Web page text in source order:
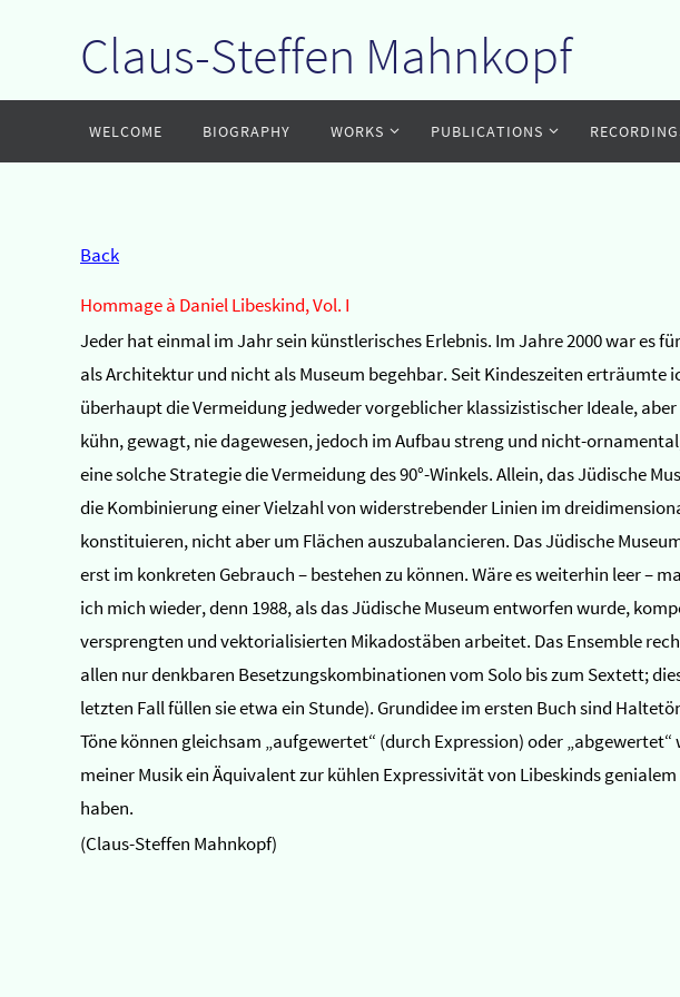
springen
Claus-Steffen Mahnkopf
springen
WELCOME BIOGRAPHY WORKS PUBLICATIONS
Back
Hommage à Daniel Libeskind, Vol. I
Jeder hat einmal im Jahr sein künstlerisches Erlebnis. Im Jahre 2000 war es
als Architektur und nicht als Museum begehbar. Seit Kindeszeiten
überhaupt die Vermeidung jedweder vorgeblicher klassizistischer Ideale,
kühn, gewagt, nie dagewesen, jedoch im Aufbau streng und nicht-
eine solche Strategie die Vermeidung des 90°-Winkels. Allein, das Jüdische
die Kombinierung einer Vielzahl von widerstrebender Linien im
konstituieren, nicht aber um Flächen auszubalancieren. Das Jüdische
erst im konkreten Gebrauch – bestehen zu können. Wäre es weiterhin leer –
ich mich wieder, denn 1988, als das Jüdische Museum entworfen wurde,
versprengten und vektorialisierten Mikadostäben arbeitet. Das Ensemble
allen nur denkbaren Besetzungskombinationen vom Solo bis zum Sextett;
letzten Fall füllen sie etwa ein Stunde). Grundidee im ersten Buch sind
Töne können gleichsam „aufgewertet“ (durch Expression) oder
meiner Musik ein Äquivalent zur kühlen Expressivität von Libeskinds
haben.
(Claus-Steffen Mahnkopf)